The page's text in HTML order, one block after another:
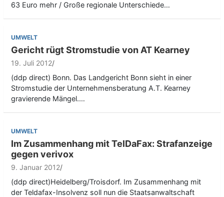
63 Euro mehr / Große regionale Unterschiede…
UMWELT
Gericht rügt Stromstudie von AT Kearney
19. Juli 2012
(ddp direct) Bonn. Das Landgericht Bonn sieht in einer
Stromstudie der Unternehmensberatung A.T. Kearney
gravierende Mängel.…
UMWELT
Im Zusammenhang mit TelDaFax: Strafanzeige
gegen verivox
9. Januar 2012
(ddp direct)Heidelberg/Troisdorf. Im Zusammenhang mit
der Teldafax-Insolvenz soll nun die Staatsanwaltschaft